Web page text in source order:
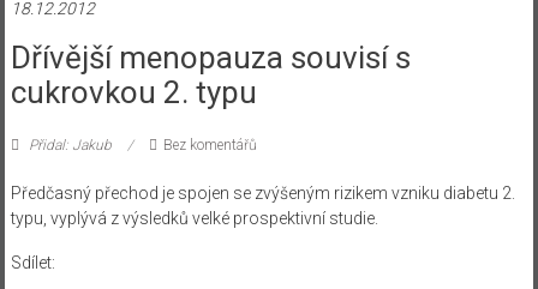
18.12.2012
Dřívější menopauza souvisí s
cukrovkou 2. typu
Přidal: Jakub Bez komentářů
Předčasný přechod je spojen se zvýšeným rizikem vzniku diabetu 2.
typu, vyplývá z výsledků velké prospektivní studie.
Sdílet: